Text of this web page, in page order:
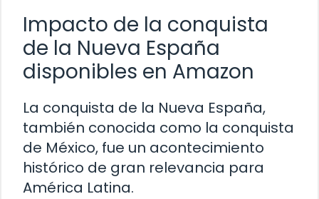
Impacto de la conquista
de la Nueva España
disponibles en Amazon
La conquista de la Nueva España,
también conocida como la conquista
de México, fue un acontecimiento
histórico de gran relevancia para
América Latina.